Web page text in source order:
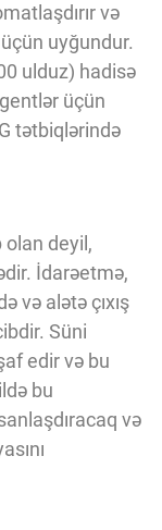
və
uyğundur.
ulduz) hadisə
üçün
tətbiqlərində
olan deyil,
İdarəetmə,
və alətə çıxış
Süni
edir və bu
bu
və